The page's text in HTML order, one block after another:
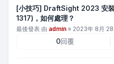
[小技巧] DraftSight 2023 安
1317)，如何處理？
最後發表 由 admin » 2023年 8月 28
0回覆